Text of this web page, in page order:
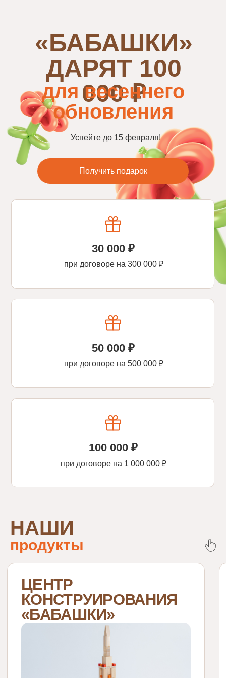
«БАБАШКИ»
ДАРЯТ 100
000 ₽
для весеннего
обновления
Получить подарок
Успейте до 15 февраля!
при договоре на 300 000 ₽
при договоре на 500 000 ₽
при договоре на 1 000 000 ₽
30 000 ₽
50 000 ₽
100 000 ₽
НАШИ
продукты
КОНСТРУИРОВАНИЯ
Подробнее